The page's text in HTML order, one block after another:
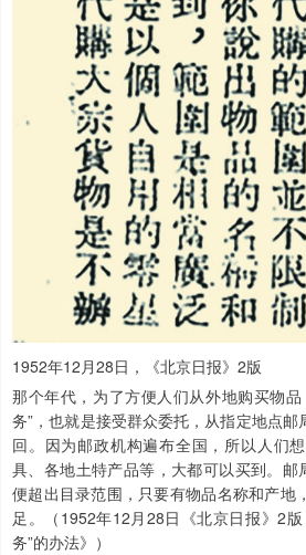
1952年12月28日，《北京日报》2版
那个年代，为了方便人们从外地购买物
务”，也就是接受群众委托，从指定地点
回。因为邮政机构遍布全国，所以人们
具、各地土特产品等，大都可以买到。邮
便超出目录范围，只要有物品名称和产地
足。（1952年12月28日《北京日报》2
务”的办法》）